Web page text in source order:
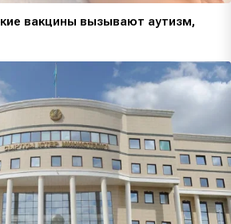
вакцины вызывают аутизм,